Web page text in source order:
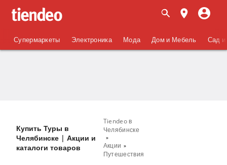
Супермаркеты Электроника Мода Дом и Мебель Сад и
Tiendeo в
Челябинске
Акции
Путешествия
Купить Туры в
Челябинске | Акции и
каталоги товаров